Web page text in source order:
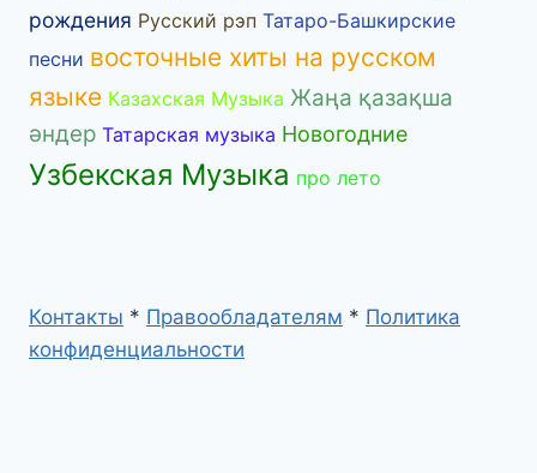
рождения Русский рэп Татаро-Башкирские
песни восточные хиты на русском
языке Казахская Музыка Жаңа қазақша
әндер Татарская музыка Новогодние
Узбекская Музыка про лето
Контакты * Правообладателям * Политика
конфиденциальности